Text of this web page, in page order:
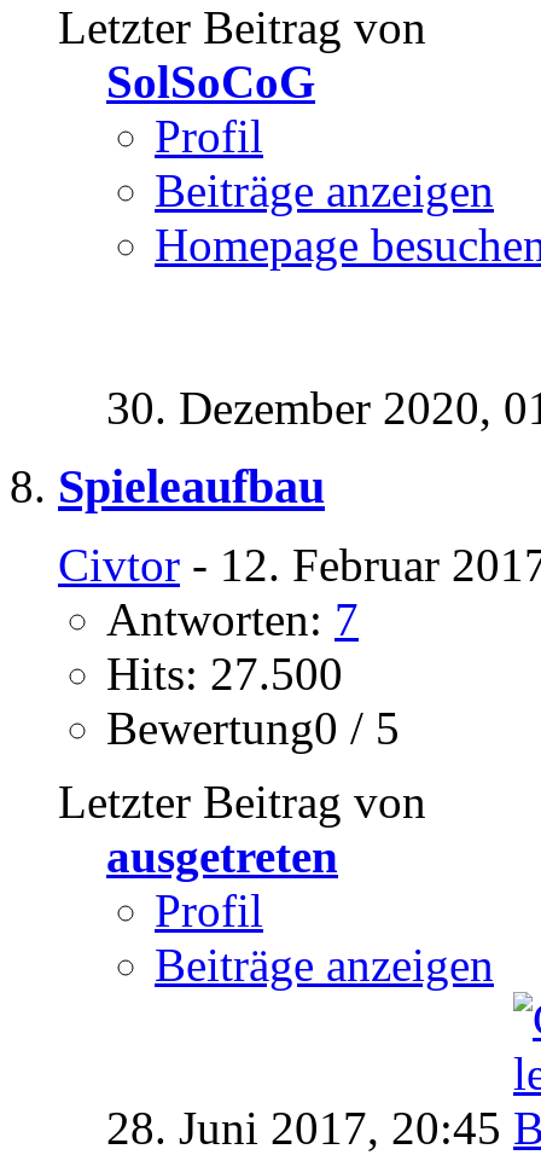
Letzter Beitrag von
SolSoCoG
Profil
Beiträge anzeigen
Homepage
30. Dezember 2020,
Spieleaufbau
Civtor - 12. Februar
Antworten: 7
Hits: 27.500
Bewertung0 / 5
Letzter Beitrag von
ausgetreten
Profil
Beiträge anzeigen
28. Juni 2017, 20:45